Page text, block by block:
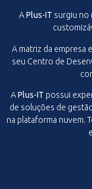
APlus-IT surgiu no
A matriz da empresa
seu Centro de
APlus-IT possui
de soluções de
na plataforma nuvem.